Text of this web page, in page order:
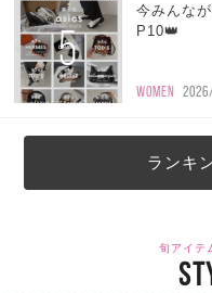
5
今みんな
P10👑
WOMEN
ランキ
旬アイテ